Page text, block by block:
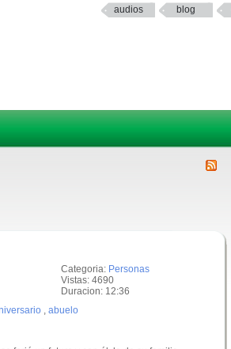
audios blog
Categoria: Personas
Vistas: 4690
Duracion: 12:36
, abuelo